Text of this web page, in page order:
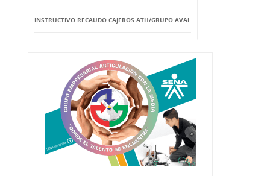
INSTRUCTIVO RECAUDO CAJEROS ATH/GRUPO AVAL